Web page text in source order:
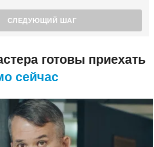
готовы приехать
сейчас